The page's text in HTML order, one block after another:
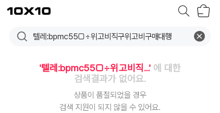
텐
바
'텔레:bpmc55□÷위고비직...'에 대한
검색결과가 없어요.
상품이 품절되었을 경우
검색 지원이 되지 않을 수 있어요.